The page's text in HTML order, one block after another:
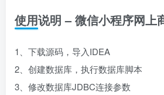
使用说明 – 微信小程序网上
1、下载源码，导入IDEA
2、创建数据库，执行数据库脚本
3、修改数据库JDBC连接参数